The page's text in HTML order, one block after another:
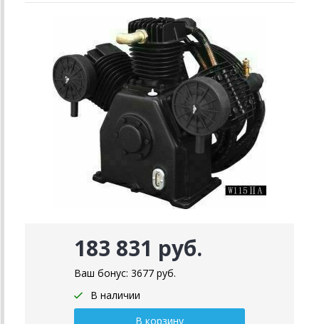
183 831 руб.
Ваш бонус: 3677 руб.
В наличии